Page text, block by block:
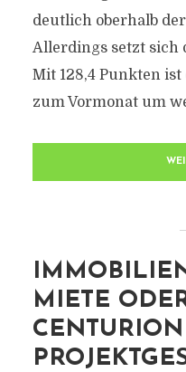
deutlich oberhalb
Allerdings setzt sich
Mit 128,4 Punkten
zum Vormonat um
MIETE